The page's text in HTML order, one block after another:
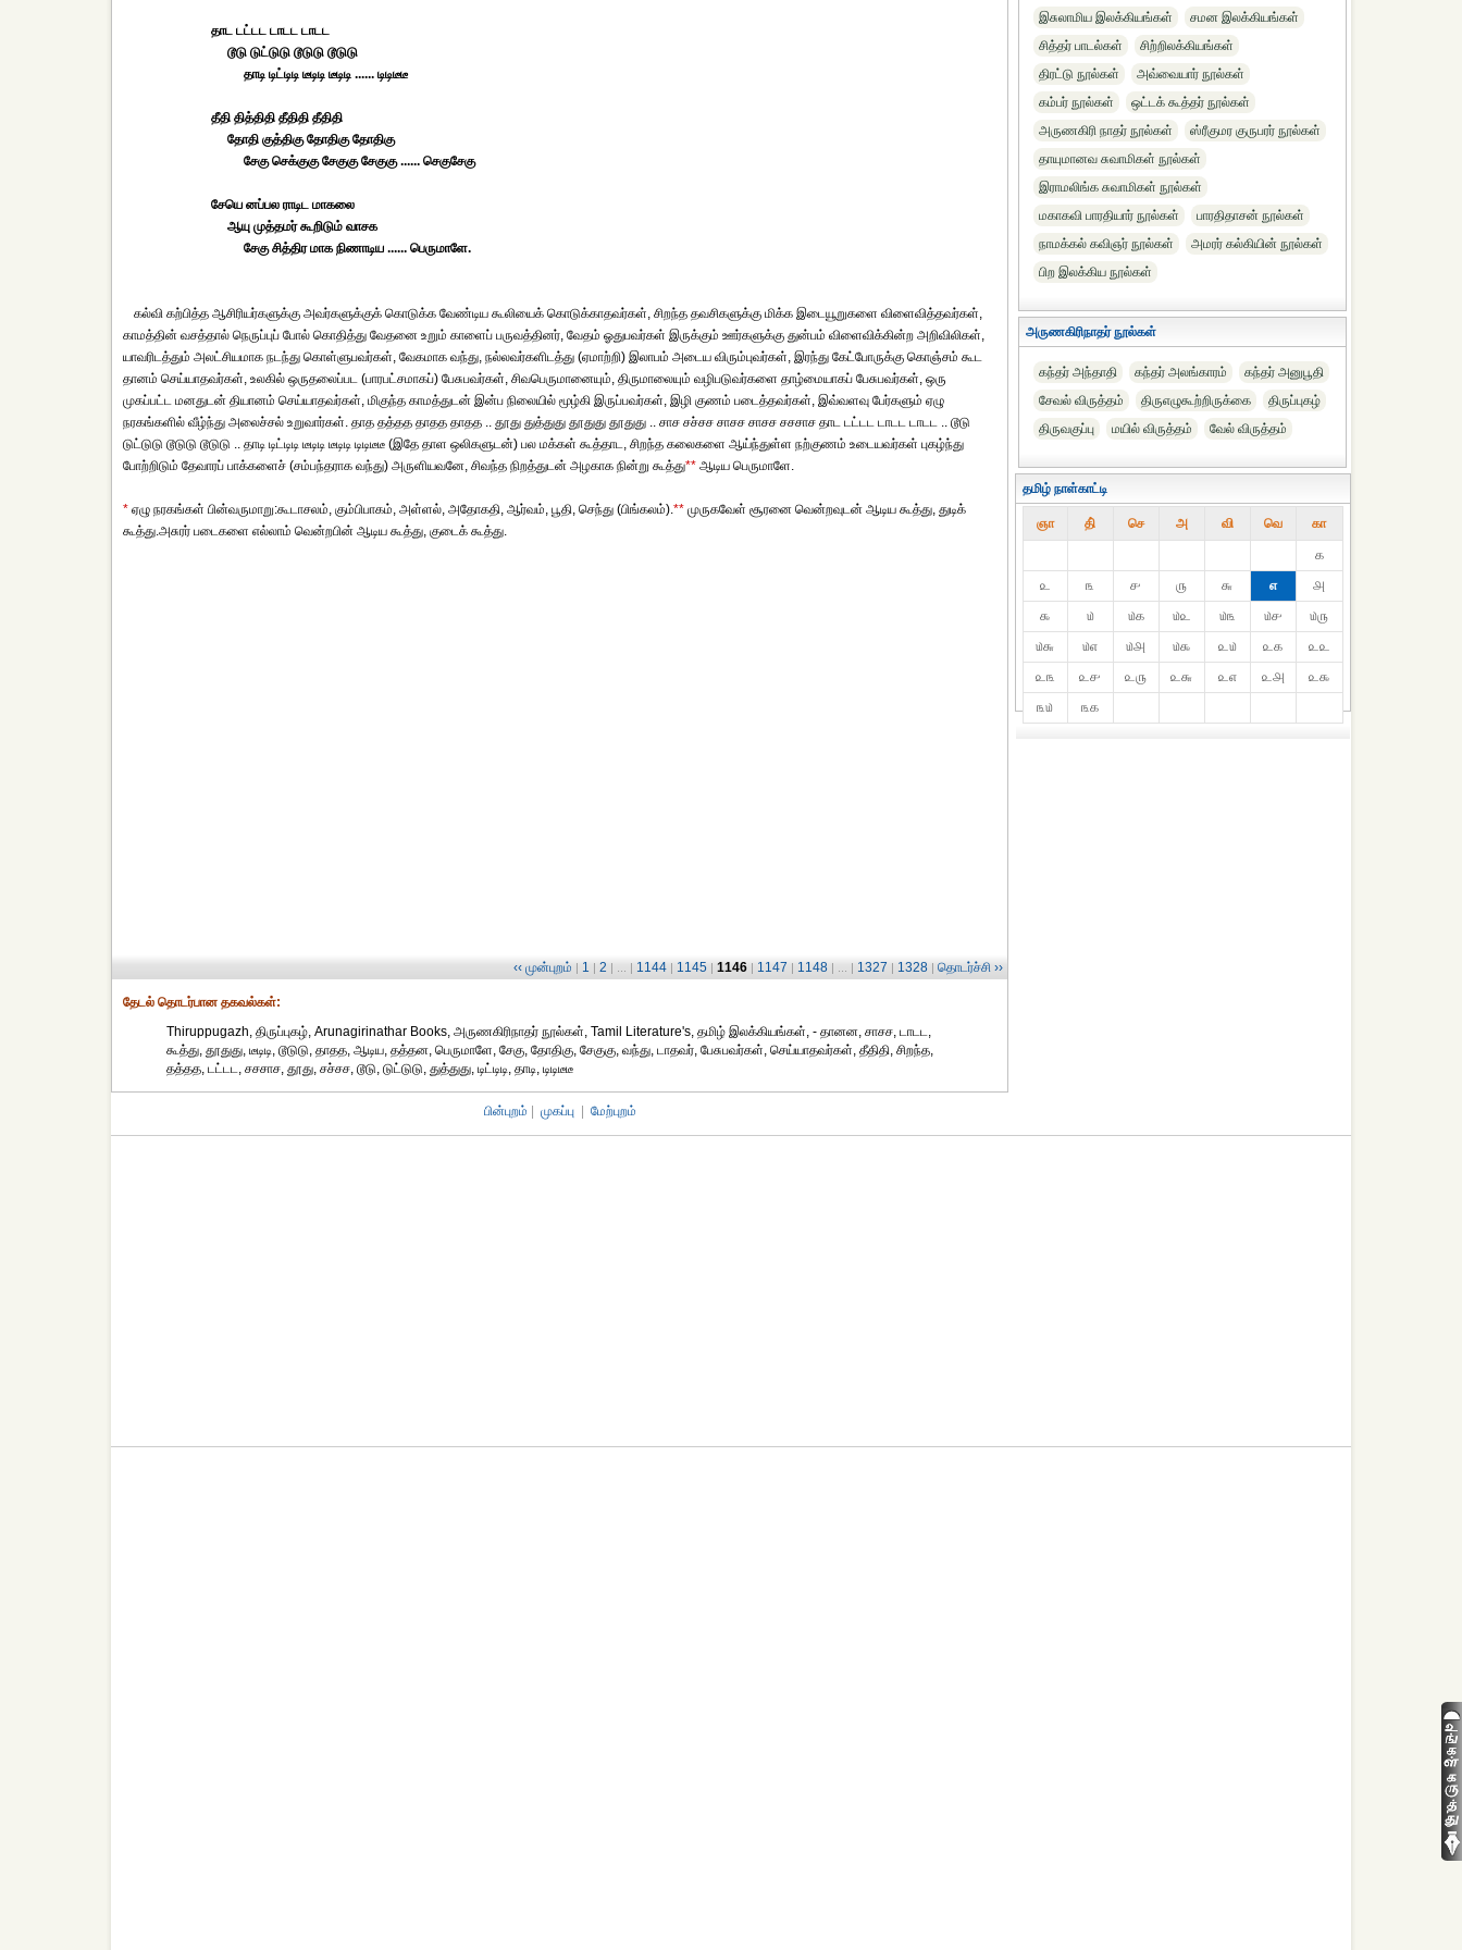
தாட டட்டட டாடட டாடட
டூடு டுட்டுடு டூடுடு டூடுடு
தாடி டிட்டிடி டீடிடி டீடிடி ...... டிடிடீடீ
தீதி தித்திதி தீதிதி தீதிதி
தோதி குத்திகு தோதிகு தோதிகு
சேகு செக்குகு சேகுகு சேகுகு ...... செகுசேகு
சேயெ னப்பல ராடிட மாகலை
ஆயு முத்தமர் கூறிடும் வாசக
சேகு சித்திர மாக நிணாடிய ...... பெருமாளே.
கல்வி கற்பித்த ஆசிரியர்களுக்கு அவர்களுக்குக் கொடுக்க வேண்டிய கூலியைக் கொடுக்காதவர்கள், சிறந்த தவசிகளுக்கு மிக்க இடையூறுகளை விளைவித்தவர்கள்,
காமத்தின் வசத்தால் நெருப்புப் போல் கொதித்து வேதனை உறும் காளைப் பருவத்தினர், வேதம் ஓதுபவர்கள் இருக்கும் ஊர்களுக்கு துன்பம் விளைவிக்கின்ற அறிவிலிகள்,
யாவரிடத்தும் அலட்சியமாக நடந்து கொள்ளுபவர்கள், வேகமாக வந்து, நல்லவர்களிடத்து (ஏமாற்றி) இலாபம் அடைய விரும்புவர்கள், இரந்து கேட்போருக்கு கொஞ்சம் கூட
தானம் செய்யாதவர்கள், உலகில் ஒருதலைப்பட (பாரபட்சமாகப்) பேசுபவர்கள், சிவபெருமானையும், திருமாலையும் வழிபடுவர்களை தாழ்மையாகப் பேசுபவர்கள், ஒரு
முகப்பட்ட மனதுடன் தியானம் செய்யாதவர்கள், மிகுந்த காமத்துடன் இன்ப நிலையில் மூழ்கி இருப்பவர்கள், இழி குணம் படைத்தவர்கள், இவ்வளவு பேர்களும் ஏழு
நரகங்களில் வீழ்ந்து அலைச்சல் உறுவார்கள். தாத தத்தத தாதத தாதத .. தூது துத்துது தூதுது தூதுது .. சாச சச்சச சாசச சாசச சசசாச தாட டட்டட டாடட டாடட .. டூடு
டுட்டுடு டூடுடு டூடுடு .. தாடி டிட்டிடி டீடிடி டீடிடி டிடிடீடீ (இதே தாள ஒலிகளுடன்) பல மக்கள் கூத்தாட, சிறந்த கலைகளை ஆய்ந்துள்ள நற்குணம் உடையவர்கள் புகழ்ந்து
போற்றிடும் தேவாரப் பாக்களைச் (சம்பந்தராக வந்து) அருளியவனே, சிவந்த நிறத்துடன் அழகாக நின்று கூத்து** ஆடிய பெருமாளே.
* ஏழு நரகங்கள் பின்வருமாறு:கூடாசலம், கும்பிபாகம், அள்ளல், அதோகதி, ஆர்வம், பூதி, செந்து (பிங்கலம்).** முருகவேள் சூரனை வென்றவுடன் ஆடிய கூத்து, துடிக்
கூத்து.அசுரர் படைகளை எல்லாம் வென்றபின் ஆடிய கூத்து, குடைக் கூத்து.
‹‹ முன்புறம் | 1 | 2 | ... | 1144 | 1145 | 1146 | 1147 | 1148 | ... | 1327 | 1328 | தொடர்ச்சி ››
தேட‌ல் தொட‌ர்பான தகவ‌ல்க‌ள்:
Thiruppugazh, திருப்புகழ், Arunagirinathar Books, அருணகிரிநாதர் நூல்கள், Tamil Literature's, தமிழ் இலக்கியங்கள், - தானன, சாசச, டாடட,
கூத்து, தூதுது, டீடிடி, டூடுடு, தாதத, ஆடிய, தத்தன, பெருமாளே, சேகு, தோதிகு, சேகுகு, வந்து, டாதவர், பேசுபவர்கள், செய்யாதவர்கள், தீதிதி, சிறந்த,
தத்தத, டட்டட, சசசாச, தூது, சச்சச, டூடு, டுட்டுடு, துத்துது, டிட்டிடி, தாடி, டிடிடீடீ
பின்புறம் முகப்பு மேற்புறம்
இசுலாமிய இலக்கியங்கள்
சமன இலக்கியங்கள்
சித்தர் பாடல்கள்
சிற்றிலக்கியங்கள்
திரட்டு நூல்கள்
அவ்வையார் நூல்கள்
கம்பர் நூல்கள்
ஒட்டக் கூத்தர் நூல்கள்
அருணகிரி நாதர் நூல்கள்
ஸ்ரீகுமர குருபரர் நூல்கள்
தாயுமானவ சுவாமிகள் நூல்கள்
இராமலிங்க சுவாமிகள் நூல்கள்
மகாகவி பாரதியார் நூல்கள்
பாரதிதாசன் நூல்கள்
நாமக்கல் கவிஞர் நூல்கள்
அமரர் கல்கியின் நூல்கள்
பிற இலக்கிய நூல்கள்
அருணகிரிநாதர் நூல்கள்
கந்தர் அந்தாதி கந்தர் அலங்காரம்
கந்தர் அனுபூதி
சேவல் விருத்தம்
திருஎழுகூற்றிருக்கை
திருப்புகழ்
திருவகுப்பு
மயில் விருத்தம் வேல் விருத்தம்
தமிழ் நாள்காட்டி
ஞா தி் செ அ வி வெ கா
௧
௨
௩ ௪ ௫ ௬ ௭
௮
௯
௰ ௰௧ ௰௨ ௰௩ ௰௪
௰௫
௰௬
௰௭ ௰௮ ௰௯ ௨௰ ௨௧
௨௨
௨௩
௨௪ ௨௫ ௨௬ ௨௭ ௨௮
௨௯
௩௰
௩௧